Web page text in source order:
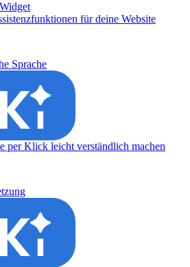
für deine Website
Sprache
per Klick leicht verständlich machen